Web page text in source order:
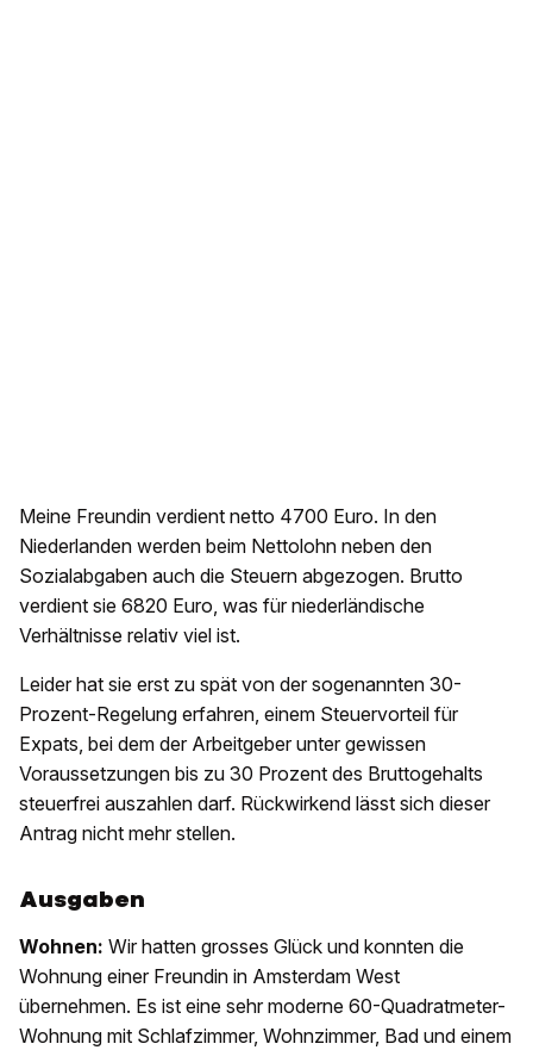
Meine Freundin verdient netto 4700 Euro. In den
Niederlanden werden beim Nettolohn neben den
Sozialabgaben auch die Steuern abgezogen. Brutto
verdient sie 6820 Euro, was für niederländische
Verhältnisse relativ viel ist.
Leider hat sie erst zu spät von der sogenannten 30-
Prozent-Regelung erfahren, einem Steuervorteil für
Expats, bei dem der Arbeitgeber unter gewissen
Voraussetzungen bis zu 30 Prozent des Bruttogehalts
steuerfrei auszahlen darf. Rückwirkend lässt sich dieser
Antrag nicht mehr stellen.
Ausgaben
Wohnen: Wir hatten grosses Glück und konnten die
Wohnung einer Freundin in Amsterdam West
übernehmen. Es ist eine sehr moderne 60-Quadratmeter-
Wohnung mit Schlafzimmer, Wohnzimmer, Bad und einem